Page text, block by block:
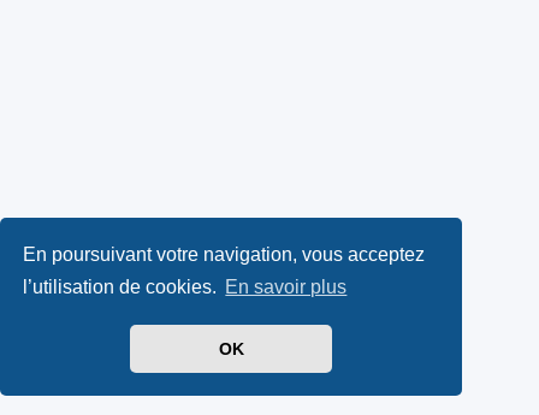
En poursuivant votre navigation, vous acceptez
l’utilisation de cookies. En savoir plus
OK